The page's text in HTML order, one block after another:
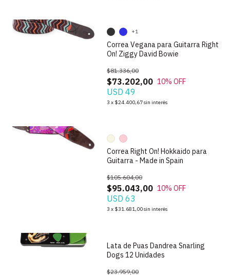
Correa Vegana para Guitarra Right
On! Ziggy David Bowie
$73.202,00
$81.336,00
10% OFF
USD 49
3 x $24.400,67sin interés
+1
Correa Right On! Hokkaido para
Guitarra - Made in Spain
$95.043,00
$105.604,00
10% OFF
USD 63
3 x $31.681,00sin interés
Lata de Puas Dandrea Snarling
Dogs 12 Unidades
$23.959,00